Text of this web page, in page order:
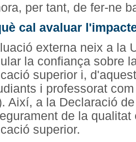
per tant, de fer-ne
cal avaluar
externa neix a la
la confiança sobre
superior i,
i professorat
Així, a la Declaració
de la
superior.